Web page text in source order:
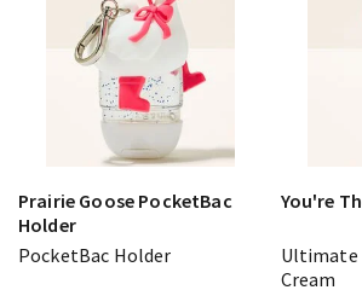
Prairie Goose PocketBac
Holder
PocketBac Holder
You're
Ultimate
Cream